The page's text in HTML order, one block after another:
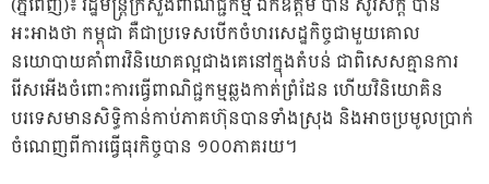
(ភ្នំពេញ)៖ រដ្ឋមន្ត្រីក្រសួងពាណិជ្ជកម្ម ឯកឧត្តម ប៉ាន សូរស័ក្តិ បាន
អះអាងថា កម្ពុជា គឺជាប្រទេសបើកចំហរសេដ្ឋកិច្ចជាមួយគោល
នយោបាយគាំពារវិនិយោគល្អជាងគេនៅក្នុងតំបន់ ជាពិសេសគ្មានការ
រើសអើងចំពោះការធ្វើពាណិជ្ជកម្មឆ្លងកាត់ព្រំដែន ហើយវិនិយោគិន
បរទេសមានសិទ្ធិកាន់កាប់ភាគហ៊ុនបានទាំងស្រុង និងអាចប្រមូលប្រាក់
ចំណេញពីការធ្វើធុរកិច្ចបាន ១០០ភាគរយ។